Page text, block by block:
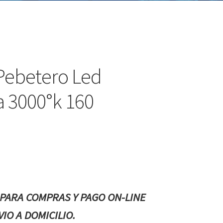
Led
160
COMPRAS Y PAGO ON-LINE
A DOMICILIO.